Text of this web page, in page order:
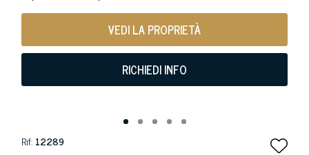
VEDI LA PROPRIETÀ
RICHIEDI INFO
Rif: 12289